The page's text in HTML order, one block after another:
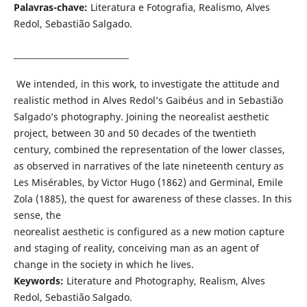
Palavras-chave: Literatura e Fotografia, Realismo, Alves
Redol, Sebastião Salgado.
We intended, in this work, to investigate the attitude and
realistic method in Alves Redol’s Gaibéus and in Sebastião
Salgado’s photography. Joining the neorealist aesthetic
project, between 30 and 50 decades of the twentieth
century, combined the representation of the lower classes,
as observed in narratives of the late nineteenth century as
Les Misérables, by Victor Hugo (1862) and Germinal, Emile
Zola (1885), the quest for awareness of these classes. In this
sense, the
neorealist aesthetic is configured as a new motion capture
and staging of reality, conceiving man as an agent of
change in the society in which he lives.
Keywords: Literature and Photography, Realism, Alves
Redol, Sebastião Salgado.